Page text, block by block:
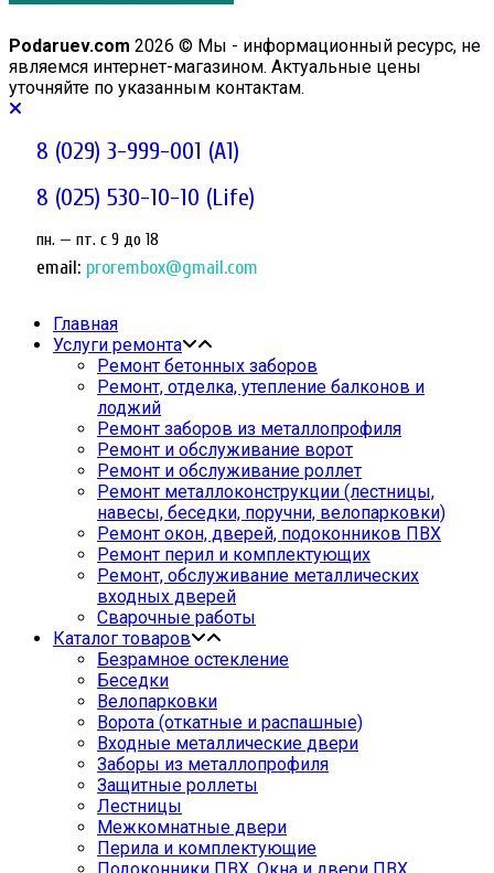
Podaruev.com 2026 © Мы - информационный ресурс, не
являемся интернет-магазином. Актуальные цены
уточняйте по указанным контактам.
8 (029) 3-999-001 (A1)
8 (025) 530-10-10 (Life)
пн. — пт. c 9 до 18
email: prorembox@gmail.com
Главная
Услуги ремонта
Ремонт бетонных заборов
Ремонт, отделка, утепление балконов и
лоджий
Ремонт заборов из металлопрофиля
Ремонт и обслуживание ворот
Ремонт и обслуживание роллет
Ремонт металлоконструкции (лестницы,
навесы, беседки, поручни, велопарковки)
Ремонт окон, дверей, подоконников ПВХ
Ремонт перил и комплектующих
Ремонт, обслуживание металлических
входных дверей
Сварочные работы
Каталог товаров
Безрамное остекление
Беседки
Велопарковки
Ворота (откатные и распашные)
Входные металлические двери
Заборы из металлопрофиля
Защитные роллеты
Лестницы
Межкомнатные двери
Перила и комплектующие